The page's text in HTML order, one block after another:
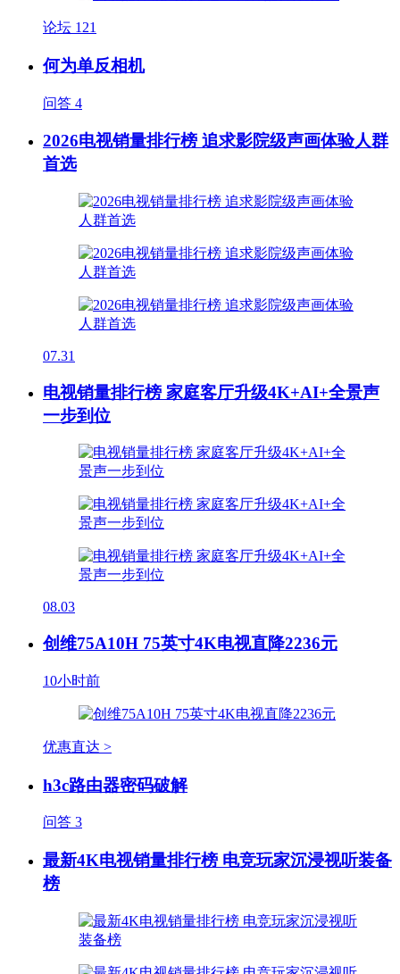
论坛 121
何为单反相机
问答 4
2026电视销量排行榜 追求影院级声画体验人群
首选
07.31
电视销量排行榜 家庭客厅升级4K+AI+全景声
一步到位
08.03
创维75A10H 75英寸4K电视直降2236元
10小时前
优惠直达 >
h3c路由器密码破解
问答 3
最新4K电视销量排行榜 电竞玩家沉浸视听装备
榜